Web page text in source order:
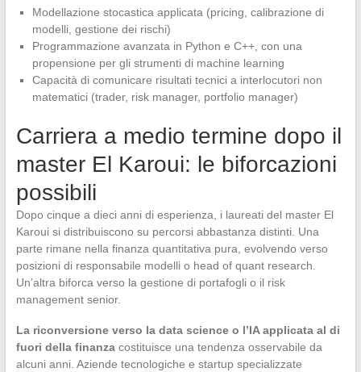
Modellazione stocastica applicata (pricing, calibrazione di
modelli, gestione dei rischi)
Programmazione avanzata in Python e C++, con una
propensione per gli strumenti di machine learning
Capacità di comunicare risultati tecnici a interlocutori non
matematici (trader, risk manager, portfolio manager)
Carriera a medio termine dopo il
master El Karoui: le biforcazioni
possibili
Dopo cinque a dieci anni di esperienza, i laureati del master El
Karoui si distribuiscono su percorsi abbastanza distinti. Una
parte rimane nella finanza quantitativa pura, evolvendo verso
posizioni di responsabile modelli o head of quant research.
Un’altra biforca verso la gestione di portafogli o il risk
management senior.
La riconversione verso la data science o l’IA applicata al di
fuori della finanzacostituisce una tendenza osservabile da
alcuni anni. Aziende tecnologiche e startup specializzate